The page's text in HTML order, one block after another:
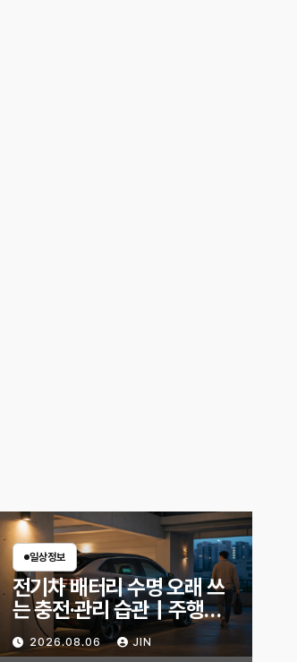
일상정보
전기차 배터리 수명 오래 쓰
는 충전·관리 습관｜주행거
리 불안 줄이는 현실적인 방
법2026.08.06 JIN